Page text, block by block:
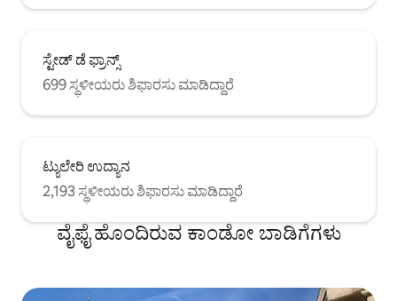
ಸ್ಟೇಡ್ ಡೆ ಫ್ರಾನ್ಸ್
699 ಸ್ಥಳೀಯರು ಶಿಫಾರಸು ಮಾಡಿದ್ದಾರೆ
ಟ್ಯುಲೇರಿ ಉದ್ಯಾನ
2,193 ಸ್ಥಳೀಯರು ಶಿಫಾರಸು ಮಾಡಿದ್ದಾರೆ
ವೈಫೈ ಹೊಂದಿರುವ ಕಾಂಡೋ ಬಾಡಿಗೆಗಳು